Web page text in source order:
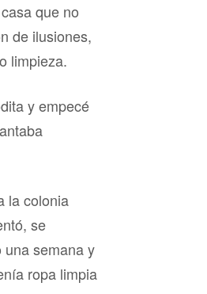
que no
de ilusiones,
limpieza.
y empecé
la colonia
se
semana y
ropa limpia